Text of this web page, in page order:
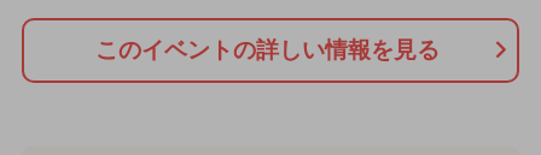
このイベントの詳しい情報を見る